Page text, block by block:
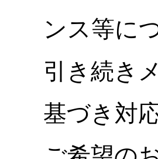
ンス等に
引き続き
基づき対